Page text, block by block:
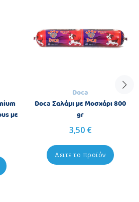
με
Doca
Doca Σαλάμι με Μοσχάρι 800
gr
3,50 €
Δειτε το προϊόν